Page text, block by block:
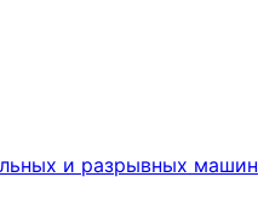
и разрывных машин